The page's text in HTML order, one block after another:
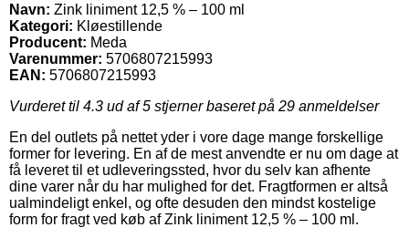
Navn: Zink liniment 12,5 % – 100 ml
Kategori: Kløestillende
Producent: Meda
Varenummer: 5706807215993
EAN: 5706807215993
Vurderet til 4.3 ud af 5 stjerner baseret på 29 anmeldelser
En del outlets på nettet yder i vore dage mange forskellige
former for levering. En af de mest anvendte er nu om dage at
få leveret til et udleveringssted, hvor du selv kan afhente
dine varer når du har mulighed for det. Fragtformen er altså
ualmindeligt enkel, og ofte desuden den mindst kostelige
form for fragt ved køb af Zink liniment 12,5 % – 100 ml.